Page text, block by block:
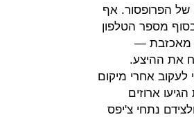
הפרופסור. אף
מספר הטלפון
מאכזבת —
את ההיצע.
אחרי מיקום
ארוזים
נתחי צ'יפס